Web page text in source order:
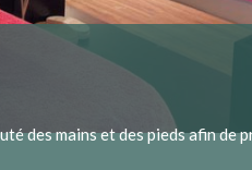
des mains et des pieds afin de